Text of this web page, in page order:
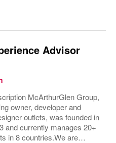
Advisor
McArthurGlen Group,
owner, developer and
outlets, was founded in
and currently manages 20+
in 8 countries.We are